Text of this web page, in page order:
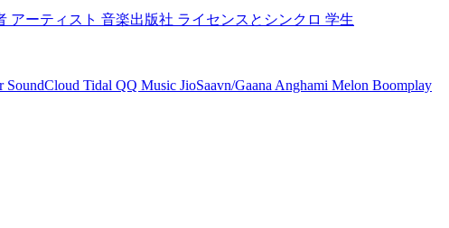
アーティスト 音楽出版社 ライセンスとシンクロ 学生
SoundCloud Tidal QQ Music JioSaavn/Gaana Anghami Melon Boomplay